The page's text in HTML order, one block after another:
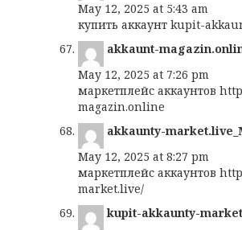
May 12, 2025 at 5:43 am
купить аккаунт kupit-
akkaunt-
May 12, 2025 at 7:26 pm
маркетплейс аккаунтов
magazin.online
akkaunty-
May 12, 2025 at 8:27 pm
маркетплейс аккаунтов
market.live/
kupit-akkaunty-